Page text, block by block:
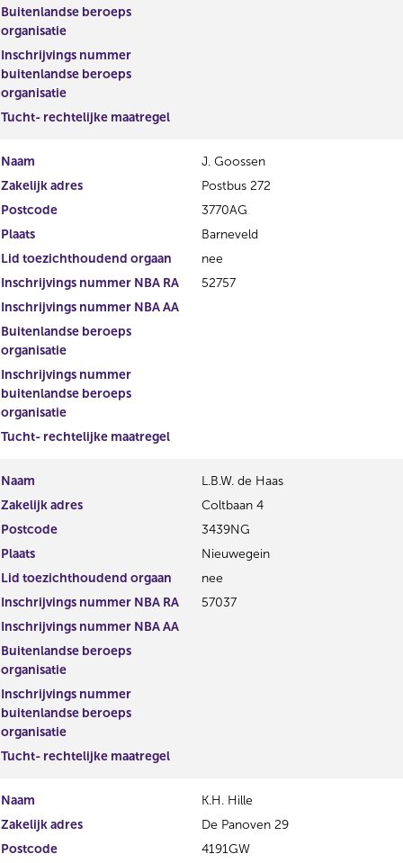
Buitenlandse beroeps
organisatie
Inschrijvings nummer
buitenlandse beroeps
organisatie
Tucht- rechtelijke maatregel
Naam
J. Goossen
Zakelijk adres
Postbus 272
Postcode
3770AG
Plaats
Barneveld
Lid toezichthoudend orgaan
nee
Inschrijvings nummer NBA RA
52757
Inschrijvings nummer NBA AA
Buitenlandse beroeps
organisatie
Inschrijvings nummer
buitenlandse beroeps
organisatie
Tucht- rechtelijke maatregel
Naam
L.B.W. de Haas
Zakelijk adres
Coltbaan 4
Postcode
3439NG
Plaats
Nieuwegein
Lid toezichthoudend orgaan
nee
Inschrijvings nummer NBA RA
57037
Inschrijvings nummer NBA AA
Buitenlandse beroeps
organisatie
Inschrijvings nummer
buitenlandse beroeps
organisatie
Tucht- rechtelijke maatregel
Naam
K.H. Hille
Zakelijk adres
De Panoven 29
Postcode
4191GW